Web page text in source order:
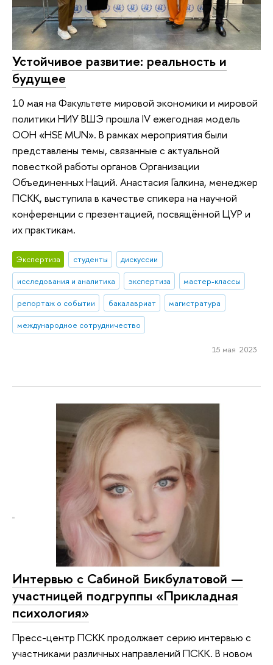
Устойчивое развитие: реальность и
будущее
10 мая на Факультете мировой экономики и мировой
политики НИУ ВШЭ прошла IV ежегодная модель
ООН «HSE MUN». В рамках мероприятия были
представлены темы, связанные с актуальной
повесткой работы органов Организации
Объединенных Наций. Анастасия Галкина, менеджер
ПСКК, выступила в качестве спикера на научной
конференции с презентацией, посвящённой ЦУР и
их практикам.
Экспертиза студенты
дискуссии
исследования и аналитика
экспертиза
мастер-классы
репортаж о событии
бакалавриат
магистратура
международное сотрудничество
15 мая 2023
Интервью с Сабиной Бикбулатовой —
участницей подгруппы «‎Прикладная
психология»
Пресс-центр ПСКК продолжает серию интервью с
участниками различных направлений ПСКК. В новом